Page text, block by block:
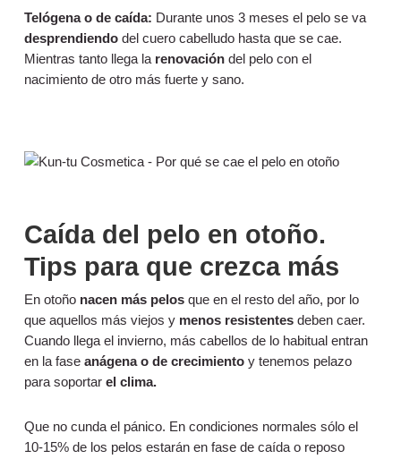
Telógena o de caída: Durante unos 3 meses el pelo se va
desprendiendo del cuero cabelludo hasta que se cae.
Mientras tanto llega la renovación del pelo con el
nacimiento de otro más fuerte y sano.
Caída del pelo en otoño.
Tips para que crezca más
En otoño nacen más pelos que en el resto del año, por lo
que aquellos más viejos y menos resistentes deben caer.
Cuando llega el invierno, más cabellos de lo habitual entran
en la faseanágena o de crecimientoy tenemos pelazo
para soportarel clima.
Que no cunda el pánico. En condiciones normales sólo el
10-15% de los pelos estarán en fase de caída o reposo